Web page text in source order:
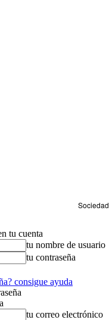
Sociedad
tu cuenta
tu nombre de usuario
tu contraseña
consigue ayuda
tu correo electrónico